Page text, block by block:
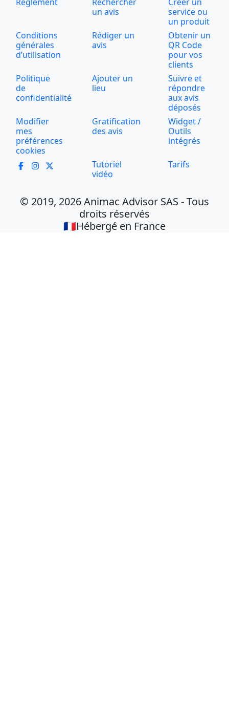
un avis
service ou
un produit
Conditions
générales
d’utilisation
Rédiger un
avis
Obtenir un
QR Code
pour vos
clients
Politique
de
confidentialité
Ajouter un
lieu
Suivre et
répondre
aux avis
déposés
Modifier
mes
préférences
cookies
Gratification
des avis
Widget /
Outils
intégrés
Tutoriel
vidéo
Tarifs
© 2019, 2026 Animac Advisor SAS - Tous
droits réservés
🇫🇷Hébergé en France